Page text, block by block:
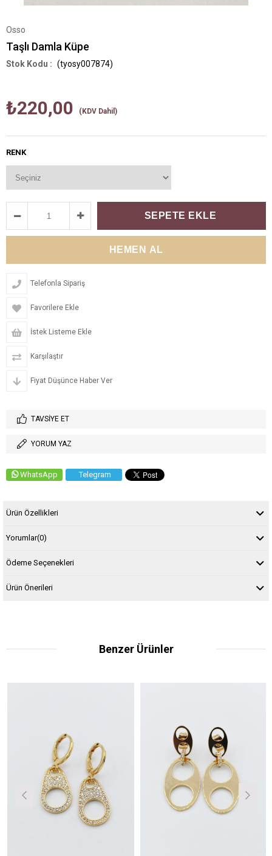
Osso
Taşlı Damla Küpe
(tyosy007874)
₺220,00 (KDV Dahil)
RENK
Telefonla Sipariş
Favorilere Ekle
İstek Listeme Ekle
Karşılaştır
Fiyat Düşünce Haber Ver
TAVSIYE ET
YORUM YAZ
WhatsApp Telegram
Ürün Özellikleri
Yorumlar(0)
Ödeme Seçenekleri
Ürün Önerileri
Benzer Ürünler